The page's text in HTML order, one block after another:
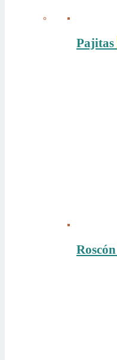
Pajitas
Roscón